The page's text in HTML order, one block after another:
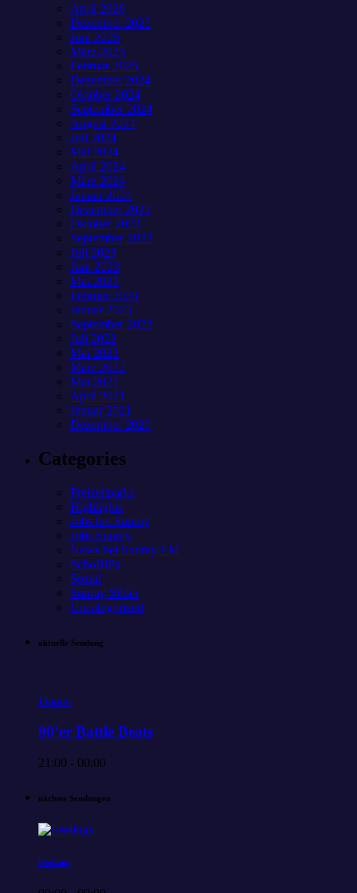
April 2026
Dezember 2025
Juni 2025
März 2025
Februar 2025
Dezember 2024
Oktober 2024
September 2024
August 2024
Juli 2024
Mai 2024
April 2024
März 2024
Januar 2024
Dezember 2023
Oktober 2023
September 2023
Juli 2023
Juni 2023
Mai 2023
Februar 2023
Januar 2023
September 2022
Juli 2022
Mai 2022
März 2022
Mai 2021
April 2021
Januar 2021
Dezember 2020
Categories
Freizeitparks
Highlights
Jobs bei Sunray
Jobs Sunray
News bei Sunray-FM
SchoBiPa
Sozial
Sunray Slider
Uncategorized
aktuelle Sendung
Dance
90’er Battle Beats
21:00 - 00:00
nächste Sendungen
Feelings